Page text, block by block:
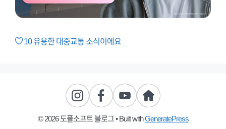
10유용한 대중교통 소식이에요
© 2026 도플소프트 블로그• Built withGeneratePress